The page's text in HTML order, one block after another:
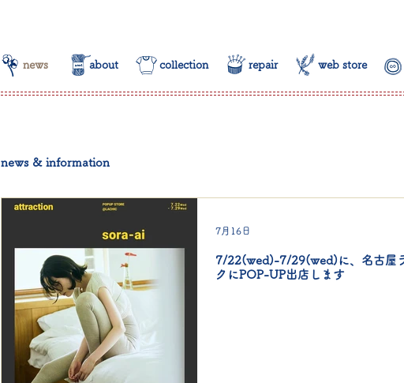
news about collection repair web store
news & information
7/22(wed)-7/29(wed)に、名古屋
クにPOP-UP出店します
7月16日